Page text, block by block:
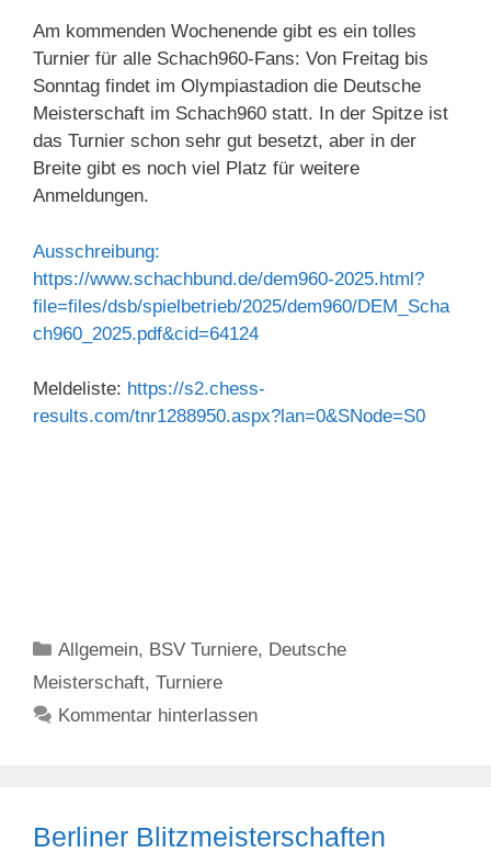
Am kommenden Wochenende gibt es ein tolles
Turnier für alle Schach960-Fans: Von Freitag bis
Sonntag findet im Olympiastadion die Deutsche
Meisterschaft im Schach960 statt. In der Spitze ist
das Turnier schon sehr gut besetzt, aber in der
Breite gibt es noch viel Platz für weitere
Anmeldungen.
Ausschreibung:
https://www.schachbund.de/dem960-2025.html?
file=files/dsb/spielbetrieb/2025/dem960/DEM_Scha
ch960_2025.pdf&cid=64124
Meldeliste: https://s2.chess-
results.com/tnr1288950.aspx?lan=0&SNode=S0
Kategorien
Allgemein, BSV Turniere, Deutsche
Meisterschaft, Turniere
Kommentar hinterlassen
Berliner Blitzmeisterschaften